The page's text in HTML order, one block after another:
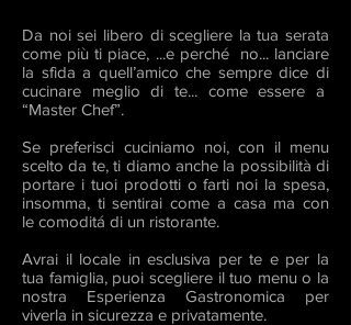
Da noi sei libero di scegliere la tua serata
come più ti piace, ...e perché no... lanciare
la sfida a quell’amico che sempre dice di
cucinare meglio di te... come essere a
“Master Chef”.
Se preferisci cuciniamo noi, con il menu
scelto da te, ti diamo anche la possibilità di
portare i tuoi prodotti o farti noi la spesa,
insomma, ti sentirai come a casa ma con
le comoditá di un ristorante.
Avrai il locale in esclusiva per te e per la
tua famiglia, puoi scegliere il tuo menu o la
nostra Esperienza Gastronomica per
viverla in sicurezza e privatamente.